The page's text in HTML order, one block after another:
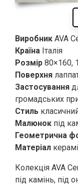
Виробник AVA
Країна Італія
Розмір 80×160,
Поверхня
Застосування
громадських
Стиль
Малюнок під
Геометрична
Матеріал
Колекція AVA
під камінь, під